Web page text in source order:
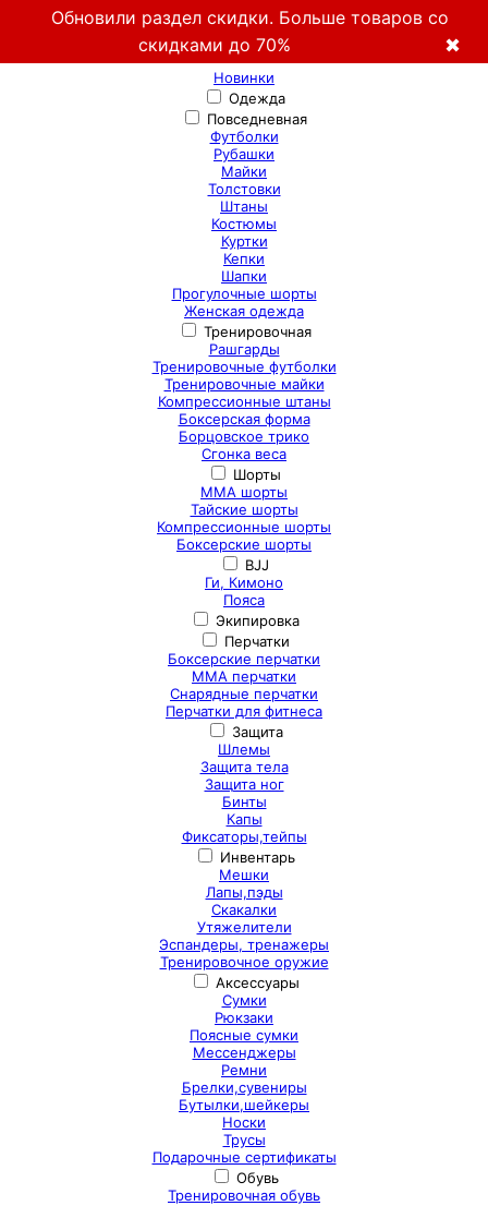
Обновили раздел скидки. Больше товаров со
скидками до 70%
✖
Новинки
Одежда
Повседневная
Футболки
Рубашки
Майки
Толстовки
Штаны
Костюмы
Куртки
Кепки
Шапки
Прогулочные шорты
Женская одежда
Тренировочная
Рашгарды
Тренировочные футболки
Тренировочные майки
Компрессионные штаны
Боксерская форма
Борцовское трико
Сгонка веса
Шорты
ММА шорты
Тайские шорты
Компрессионные шорты
Боксерские шорты
BJJ
Ги, Кимоно
Пояса
Экипировка
Перчатки
Боксерские перчатки
ММА перчатки
Снарядные перчатки
Перчатки для фитнеса
Защита
Шлемы
Защита тела
Защита ног
Бинты
Капы
Фиксаторы,тейпы
Инвентарь
Мешки
Лапы,пэды
Скакалки
Утяжелители
Эспандеры, тренажеры
Тренировочное оружие
Аксессуары
Сумки
Рюкзаки
Поясные сумки
Мессенджеры
Ремни
Брелки,сувениры
Бутылки,шейкеры
Носки
Трусы
Подарочные сертификаты
Обувь
Тренировочная обувь